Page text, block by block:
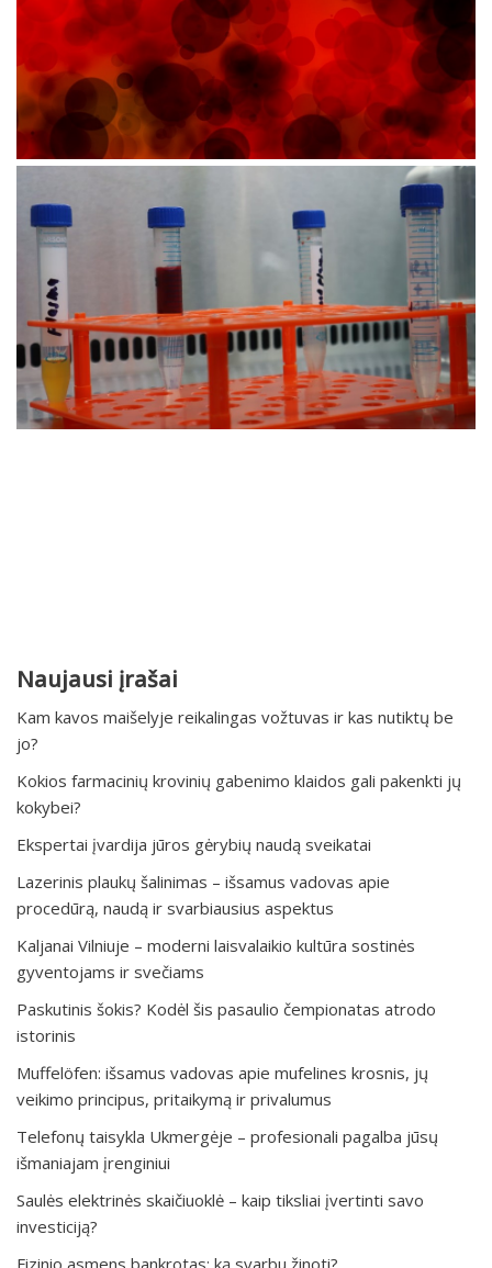
Naujausi įrašai
Kam kavos maišelyje reikalingas vožtuvas ir kas nutiktų be
jo?
Kokios farmacinių krovinių gabenimo klaidos gali pakenkti jų
kokybei?
Ekspertai įvardija jūros gėrybių naudą sveikatai
Lazerinis plaukų šalinimas – išsamus vadovas apie
procedūrą, naudą ir svarbiausius aspektus
Kaljanai Vilniuje – moderni laisvalaikio kultūra sostinės
gyventojams ir svečiams
Paskutinis šokis? Kodėl šis pasaulio čempionatas atrodo
istorinis
Muffelöfen: išsamus vadovas apie mufelines krosnis, jų
veikimo principus, pritaikymą ir privalumus
Telefonų taisykla Ukmergėje – profesionali pagalba jūsų
išmaniajam įrenginiui
Saulės elektrinės skaičiuoklė – kaip tiksliai įvertinti savo
investiciją?
Fizinio asmens bankrotas: ką svarbu žinoti?